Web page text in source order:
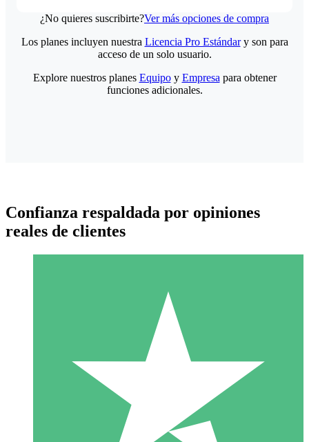
¿No quieres suscribirte?Ver más opciones de compra
Paquetes de Créditos Individuales
Paga según el uso con créditos de descarga. Sin compromiso
10 00
Los planes incluyen nuestra Licencia Pro Estándary son para
acceso de un solo usuario.
Explore nuestros planes Equipoy Empresa para obtener
funciones adicionales.
Confianza respaldada por opiniones
reales de clientes